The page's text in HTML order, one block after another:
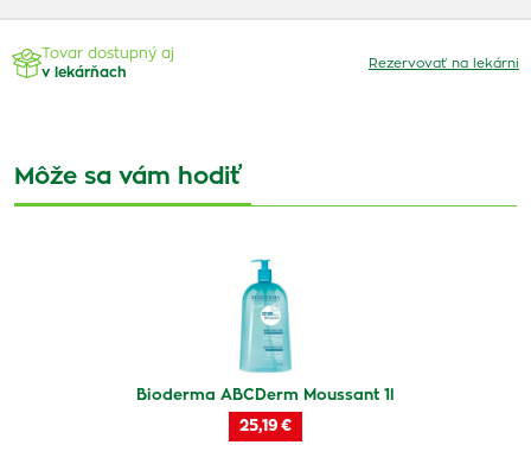
Tovar dostupný aj
v lekárňach
Rezervovať na lekárni
Môže sa vám hodiť
Bioderma ABCDerm Moussant 1l
25,19 €